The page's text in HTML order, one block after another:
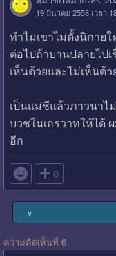
19 มีนาคม 2558 เวลา
ทำไมเขาไม่ตั้งนิกาย
ต่อไปถ้าบานปลายไป
เห็นด้วยและไม่เห็นด้ว
เป็นแม่ชีแล้วภาวนาไ
บวชในเถรวาทให้ได้
อีก
 0
∨
ความคิดเห็นที่ 6